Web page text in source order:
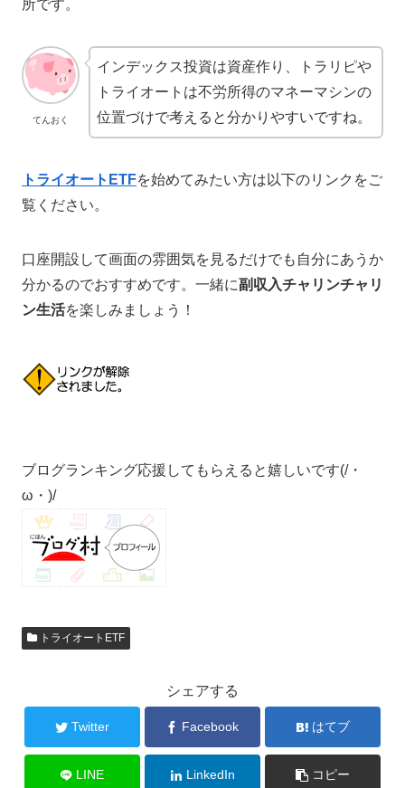
所です。
てんおく
インデックス投資は資産作り、トラリピや
トライオートは不労所得のマネーマシンの
位置づけで考えると分かりやすいですね。
トライオートETFを始めてみたい方は以下のリンクをご
覧ください。
口座開設して画面の雰囲気を見るだけでも自分にあうか
分かるのでおすすめです。一緒に副収入チャリンチャリ
ン生活を楽しみましょう！
ブログランキング応援してもらえると嬉しいです(/・
ω・)/
トライオートETF
シェアする
Twitter Facebook はてブ
LINE LinkedIn コピー